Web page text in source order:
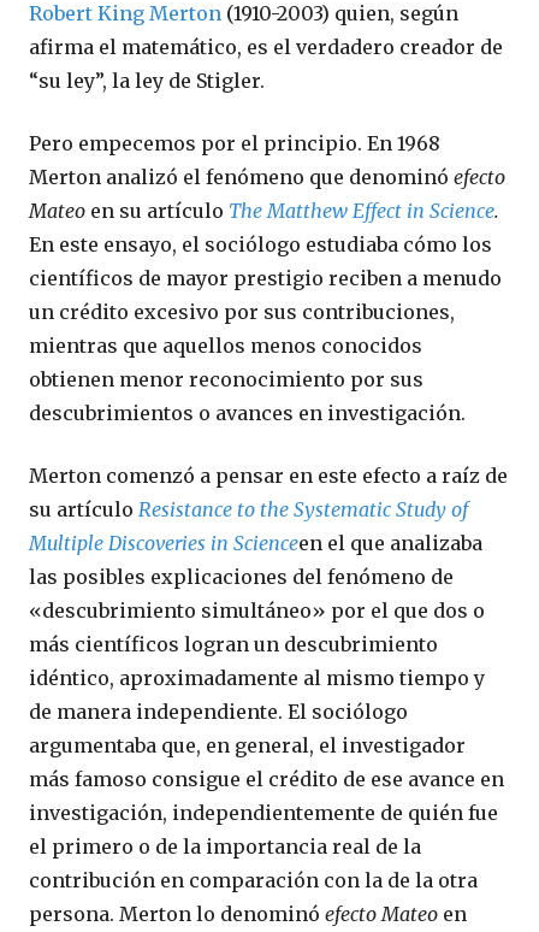
Robert King Merton (1910-2003) quien, según
afirma el matemático, es el verdadero creador de
“su ley”, la ley de Stigler.
Pero empecemos por el principio. En 1968
Merton analizó el fenómeno que denominó efecto
Mateo en su artículo The Matthew Effect in Science.
En este ensayo, el sociólogo estudiaba cómo los
científicos de mayor prestigio reciben a menudo
un crédito excesivo por sus contribuciones,
mientras que aquellos menos conocidos
obtienen menor reconocimiento por sus
descubrimientos o avances en investigación.
Merton comenzó a pensar en este efecto a raíz de
su artículo Resistance to the Systematic Study of
Multiple Discoveries in Scienceen el que analizaba
las posibles explicaciones del fenómeno de
«descubrimiento simultáneo» por el que dos o
más científicos logran un descubrimiento
idéntico, aproximadamente al mismo tiempo y
de manera independiente. El sociólogo
argumentaba que, en general, el investigador
más famoso consigue el crédito de ese avance en
investigación, independientemente de quién fue
el primero o de la importancia real de la
contribución en comparación con la de la otra
persona. Merton lo denominó efecto Mateo en